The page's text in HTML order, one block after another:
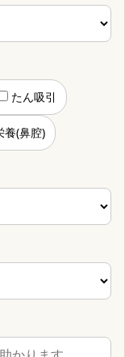
たん吸引
養(鼻腔)